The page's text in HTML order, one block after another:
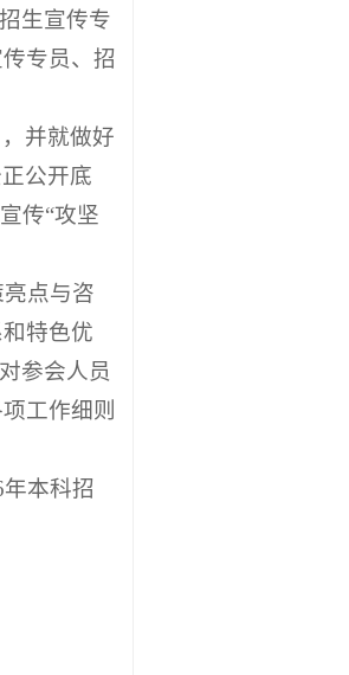
生宣传专
专员、招
并就做好
公开底
传“攻坚
点与咨
特色优
参会人员
工作细则
本科招